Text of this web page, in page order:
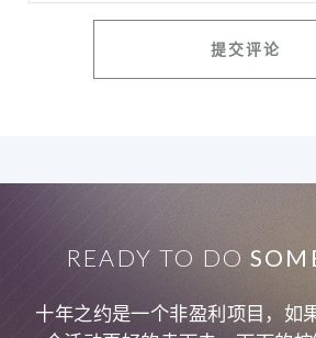
READY TO DO
十年之约是一个非盈利项目，如